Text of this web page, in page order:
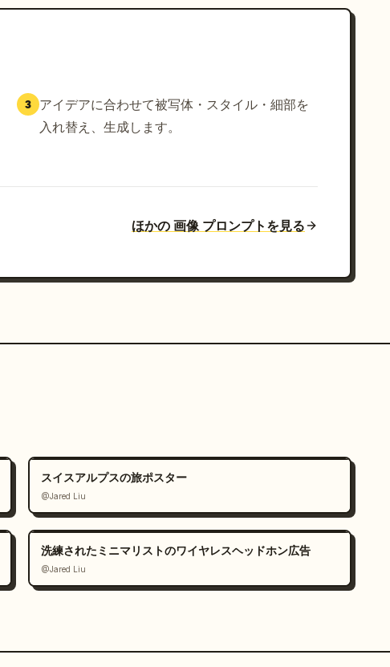
3
アイデアに合わせて被写体・スタイル・細部を
入れ替え、生成します。
ほかの 画像 プロンプトを見る
スイスアルプスの旅ポスター
@Jared Liu
洗練されたミニマリストのワイヤレスヘッドホン広告
@Jared Liu